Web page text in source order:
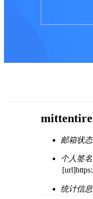
邮箱状态
个人签名
统计信息